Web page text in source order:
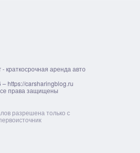
краткосрочная аренда авто
https://carsharingblog.ru
права защищены
разрешена только с